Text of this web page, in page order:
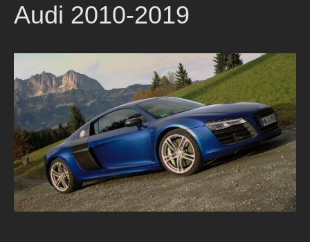
Audi 2010-2019